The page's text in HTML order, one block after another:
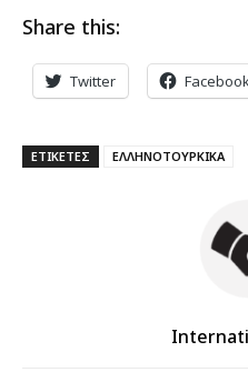
Share this:
Twitter
ΕΤΙΚΕΤΕΣ ΕΛΛΗΝΟΤΟΥΡΚΙΚΑ